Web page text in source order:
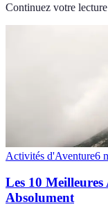
Continuez votre lecture
Activités d'Aventure6
Les 10
Absolument